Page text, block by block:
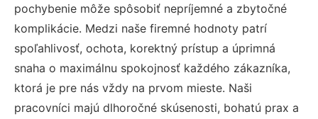
pochybenie môže spôsobiť nepríjemné a zbytočné
komplikácie. Medzi naše firemné hodnoty patrí
spoľahlivosť, ochota, korektný prístup a úprimná
snaha o maximálnu spokojnosť každého zákazníka,
ktorá je pre nás vždy na prvom mieste. Naši
pracovníci majú dlhoročné skúsenosti, bohatú prax a